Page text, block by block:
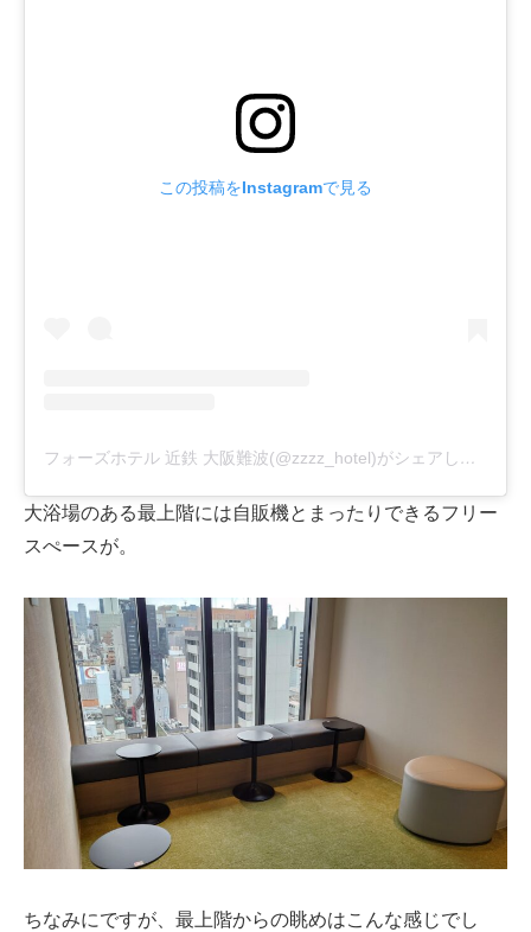
この投稿をInstagramで見る
フォーズホテル 近鉄 大阪難波(@zzzz_hotel)がシェアした投稿
大浴場のある最上階には自販機とまったりできるフリー
スぺースが。
ちなみにですが、最上階からの眺めはこんな感じでし